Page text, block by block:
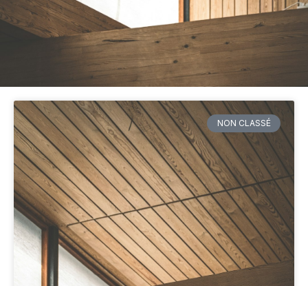
NON CLASSÉ